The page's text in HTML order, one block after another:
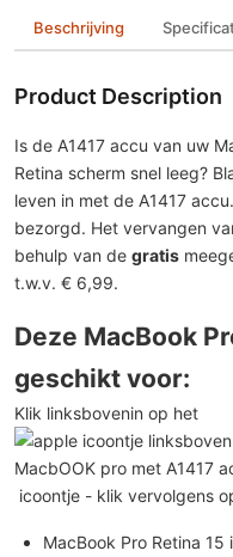
Beschrijving
Product Description
Is de A1417 accu van uw
Retina scherm snel leeg?
leven in met de A1417
bezorgd. Het vervangen
behulp van de gratis
t.w.v. € 6,99.
Deze MacBook
geschikt voor:
Klik linksbovenin op het
icoontje - klik vervolgens
MacBook Pro Retina